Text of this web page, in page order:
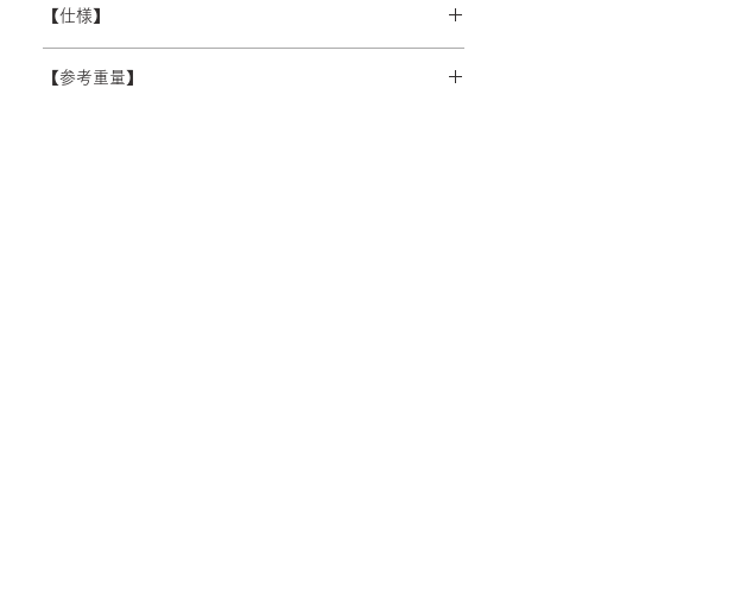
受注生産の為、配送日時については別途ご連絡いたしま
す。詳細なお時間帯のご指定や日曜・祝日の配送指定が
できない場合がございます。あらかじめご了承くださ
【仕様】
シート：PP・モールドウレタン
【参考重量】